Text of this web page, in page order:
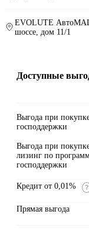
EVOLUTE
шоссе, дом 11/1
Доступные
Выгода при
господдержки
Выгода при
лизинг по
господдержки
Кредит от 0,01%
Прямая выгода